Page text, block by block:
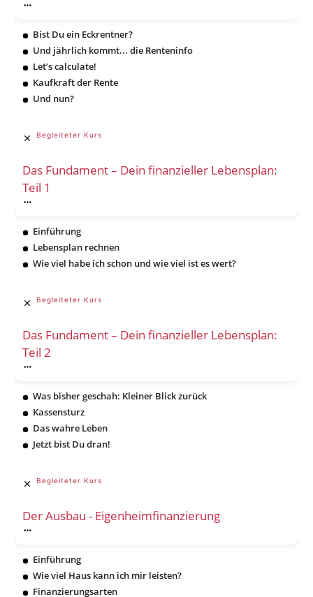
Bist Du ein Eckrentner?
Und jährlich kommt... die Renteninfo
Let’s calculate!
Kaufkraft der Rente
Und nun?
Begleiteter Kurs
Das Fundament – Dein finanzieller Lebensplan:
Teil 1
Einführung
Lebensplan rechnen
Wie viel habe ich schon und wie viel ist es wert?
Begleiteter Kurs
Das Fundament – Dein finanzieller Lebensplan:
Teil 2
Was bisher geschah: Kleiner Blick zurück
Kassensturz
Das wahre Leben
Jetzt bist Du dran!
Begleiteter Kurs
Der Ausbau - Eigenheimfinanzierung
Einführung
Wie viel Haus kann ich mir leisten?
Finanzierungsarten